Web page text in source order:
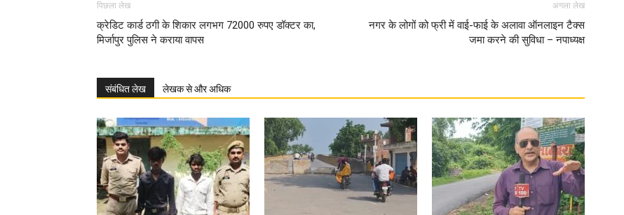
पिछला लेख
क्रेडिट कार्ड ठगी के शिकार लगभग 72000 रुपए डॉक्टर का,
मिर्जापुर पुलिस ने कराया वापस
अगला लेख
नगर के लोगों को फ्री में वाई-फाई के अलावा ऑनलाइन टैक्स
जमा करने की सुविधा – नपाध्यक्ष
संबंधित लेख लेखक से और अधिक